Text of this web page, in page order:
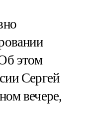
этом
Сергей
вечере,